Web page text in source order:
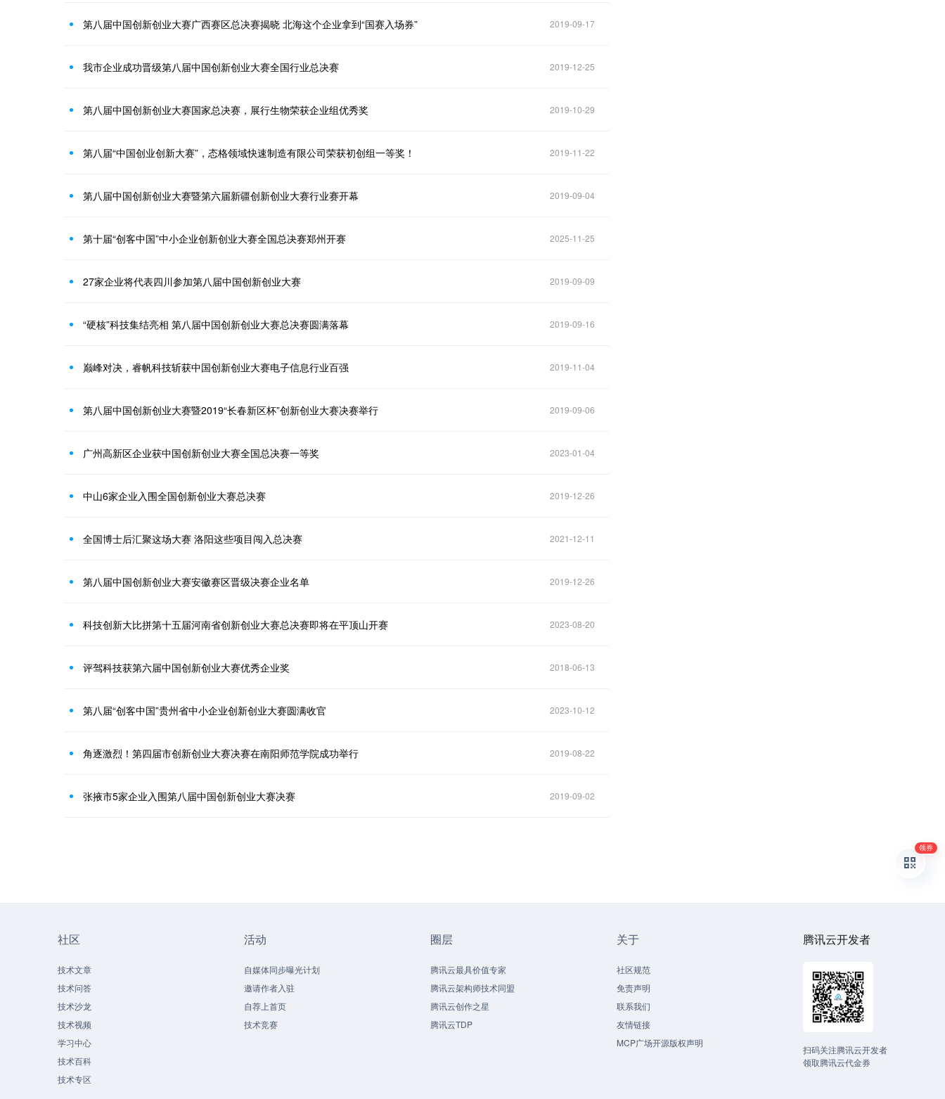
第八届中国创新创业大赛广西赛区总决赛揭晓 北海这个企业拿到“国赛入场券” 2019-09-17
我市企业成功晋级第八届中国创新创业大赛全国行业总决赛 2019-12-25
第八届中国创新创业大赛国家总决赛，展行生物荣获企业组优秀奖 2019-10-29
第八届“中国创业创新大赛”，态格领域快速制造有限公司荣获初创组一等奖！ 2019-11-22
第八届中国创新创业大赛暨第六届新疆创新创业大赛行业赛开幕 2019-09-04
第十届“创客中国”中小企业创新创业大赛全国总决赛郑州开赛 2025-11-25
27家企业将代表四川参加第八届中国创新创业大赛 2019-09-09
“硬核”科技集结亮相 第八届中国创新创业大赛总决赛圆满落幕 2019-09-16
巅峰对决，睿帆科技斩获中国创新创业大赛电子信息行业百强 2019-11-04
第八届中国创新创业大赛暨2019“长春新区杯”创新创业大赛决赛举行 2019-09-06
广州高新区企业获中国创新创业大赛全国总决赛一等奖 2023-01-04
中山6家企业入围全国创新创业大赛总决赛 2019-12-26
全国博士后汇聚这场大赛 洛阳这些项目闯入总决赛 2021-12-11
第八届中国创新创业大赛安徽赛区晋级决赛企业名单 2019-12-26
科技创新大比拼第十五届河南省创新创业大赛总决赛即将在平顶山开赛 2023-08-20
评驾科技获第六届中国创新创业大赛优秀企业奖 2018-06-13
第八届“创客中国”贵州省中小企业创新创业大赛圆满收官 2023-10-12
角逐激烈！第四届市创新创业大赛决赛在南阳师范学院成功举行 2019-08-22
张掖市5家企业入围第八届中国创新创业大赛决赛 2019-09-02
社区
技术文章
技术问答
技术沙龙
技术视频
学习中心
技术百科
技术专区
活动
自媒体同步曝光计划
邀请作者入驻
自荐上首页
技术竞赛
圈层
腾讯云最具价值专家
腾讯云架构师技术同盟
腾讯云创作之星
腾讯云TDP
关于
社区规范
免责声明
联系我们
友情链接
MCP广场开源版权声明
腾讯云开发者
扫码关注腾讯云开发者
领取腾讯云代金券
领券